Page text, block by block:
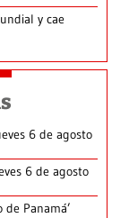
y cae
6 de agosto
6 de agosto
Panamá’